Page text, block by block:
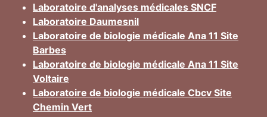
Laboratoire d'analyses médicales SNCF
Laboratoire Daumesnil
Laboratoire de biologie médicale Ana 11 Site
Barbes
Laboratoire de biologie médicale Ana 11 Site
Voltaire
Laboratoire de biologie médicale Cbcv Site
Chemin Vert